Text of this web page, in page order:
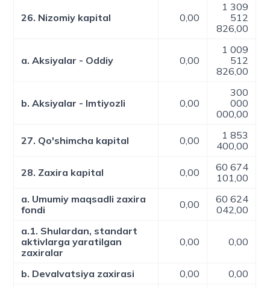
26. Nizomiy kapital 0,00
1 309
512
826,00
a. Aksiyalar - Oddiy 0,00
1 009
512
826,00
b. Aksiyalar - Imtiyozli 0,00
300
000
000,00
27. Qo'shimcha kapital 0,00
1 853
400,00
28. Zaxira kapital 0,00
60 674
101,00
a. Umumiy maqsadli zaxira
fondi
0,00
60 624
042,00
a.1. Shulardan, standart
aktivlarga yaratilgan
zaxiralar
0,00 0,00
b. Devalvatsiya zaxirasi 0,00
0,00